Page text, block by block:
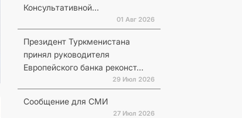
Консультативной...
01 Авг 2026
Президент Туркменистана
принял руководителя
Европейского банка реконст...
29 Июл 2026
Сообщение для СМИ
27 Июл 2026